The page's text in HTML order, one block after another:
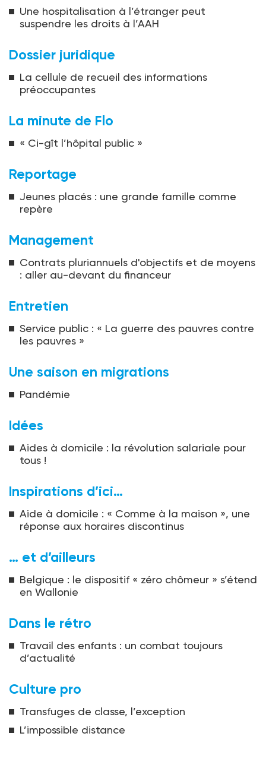
Une hospitalisation à l’étranger peut
suspendre les droits à l’AAH
Dossier juridique
La cellule de recueil des informations
préoccupantes
La minute de Flo
« Ci-gît l’hôpital public »
Reportage
Jeunes placés : une grande famille comme
repère
Management
Contrats pluriannuels d'objectifs et de moyens
: aller au-devant du financeur
Entretien
Service public : « La guerre des pauvres contre
les pauvres »
Une saison en migrations
Pandémie
Idées
Aides à domicile : la révolution salariale pour
tous !
Inspirations d’ici…
Aide à domicile : « Comme à la maison », une
réponse aux horaires discontinus
… et d’ailleurs
Belgique : le dispositif « zéro chômeur » s’étend
en Wallonie
Dans le rétro
Travail des enfants : un combat toujours
d’actualité
Culture pro
Transfuges de classe, l’exception
L’impossible distance